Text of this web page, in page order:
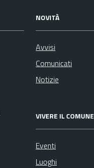
NOVITÀ
Avvisi
Comunicati
Notizie
VIVERE IL COMUNE
Eventi
Luoghi